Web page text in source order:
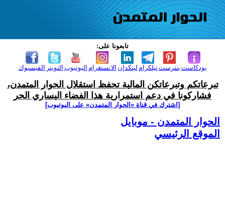
تابعونا على:
الفيسبوك التويتر اليوتيوب الانستغرام لينكدإن تيلكرامبنترست بودكاست
تبرعاتكم وتبرعاتكن المالية تحفظ استقلال الحوار المتمدن،
فشاركونا في دعم استمرارية هذا الفضاء اليساري الحر
[اشترك في قناة ‫«الحوار المتمدن» على اليوتيوب]
الحوار المتمدن - موبايل
الموقع الرئيسي